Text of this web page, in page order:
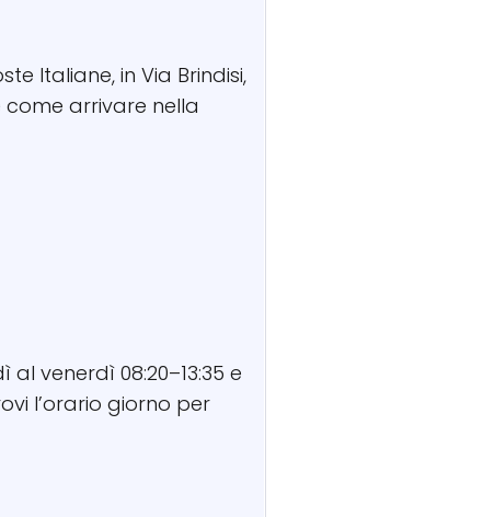
Italiane, in Via Brindisi,
come arrivare nella
venerdì 08:20–13:35 e
l’orario giorno per